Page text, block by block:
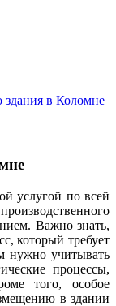
в Коломне
услугой по всей
Важно знать,
который требует
нужно учитывать
процессы,
того, особое
в здании